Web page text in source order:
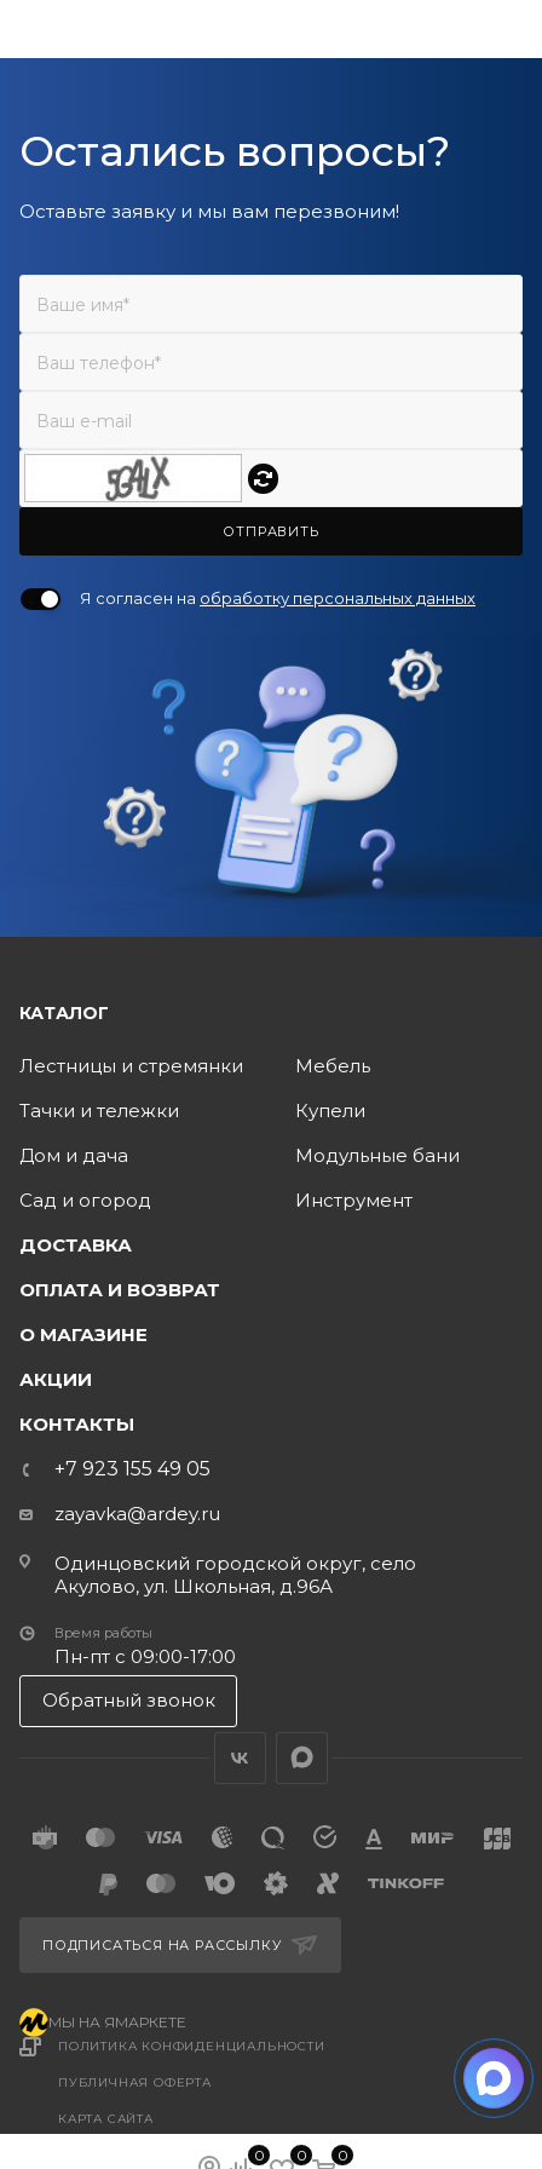
Остались вопросы?
Оставьте заявку и мы вам перезвоним!
ОТПРАВИТЬ
Я согласен на обработку персональных данных
0 0 0
КАТАЛОГ
Лестницы и стремянки
Тачки и тележки
Дом и дача
Сад и огород
Мебель
Купели
Модульные бани
Инструмент
ДОСТАВКА
ОПЛАТА И ВОЗВРАТ
О МАГАЗИНЕ
АКЦИИ
КОНТАКТЫ
+7 923 155 49 05
zayavka@ardey.ru
Одинцовский городской округ, село
Акулово, ул. Школьная, д.96А
Время работы
Пн-пт с 09:00-17:00
Обратный звонок
ПОЛИТИКА КОНФИДЕНЦИАЛЬНОСТИ
ПУБЛИЧНАЯ ОФЕРТА
КАРТА САЙТА
ПОДПИСАТЬСЯ НА РАССЫЛКУ
МЫ НА ЯМАРКЕТЕ